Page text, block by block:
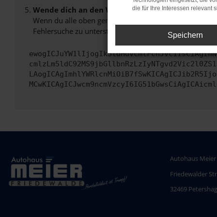
Wende dich an den Webseitenbetreiber.
Wenn du alle oben genannten Schritte versucht hast,
Fehlersuche zu unterstützen:
Autohaus Meier
Friedewalder
32469
die für Ihre Interessen relevant
Speichern